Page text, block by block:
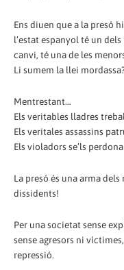
Ens diuen que a la presó
l’estat espanyol té un dels
canvi, té una de les
Li sumem la llei
Mentrestant…
Els veritables lladres
Els veritales assassins
Els violadors se’ls
La presó és una arma
dissidents!
Per una societat sense
sense agresors ni
repressió.